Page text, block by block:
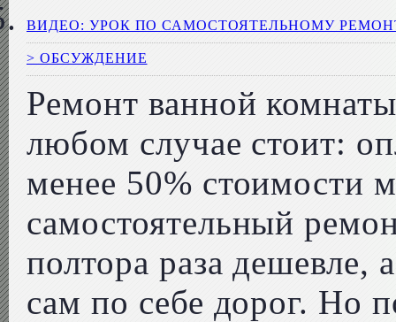
ВИДЕО: УРОК ПО САМОСТОЯТЕЛЬНОМУ
> ОБСУЖДЕНИЕ
Ремонт ванной
любом случае стоит:
менее 50% стоимости
самостоятельный
полтора раза дешевле,
сам по себе дорог. Но